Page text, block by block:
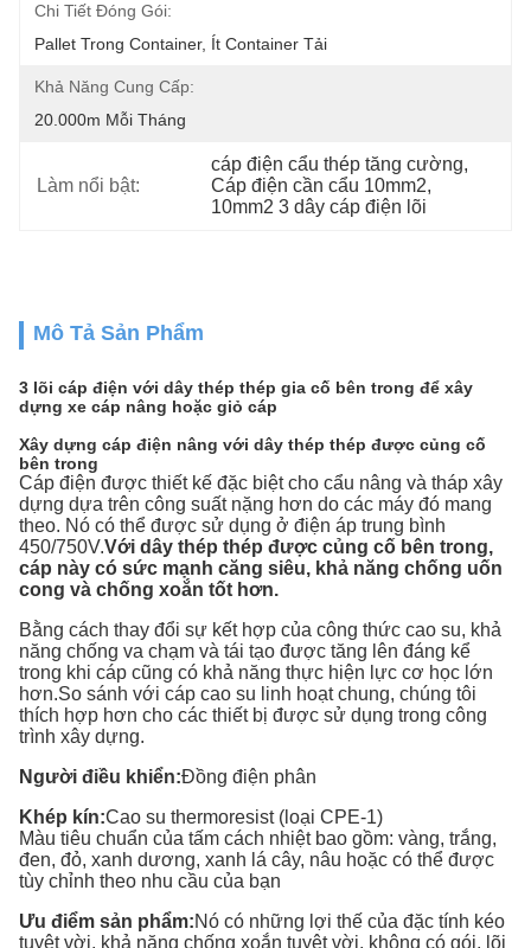
Chi Tiết Đóng Gói:
Pallet Trong Container, Ít Container Tải
Khả Năng Cung Cấp:
20.000m Mỗi Tháng
Làm nổi bật:
cáp điện cẩu thép tăng cường,
Cáp điện cần cẩu 10mm2,
10mm2 3 dây cáp điện lõi
Mô Tả Sản Phẩm
3 lõi cáp điện với dây thép thép gia cố bên trong để xây
dựng xe cáp nâng hoặc giỏ cáp
Xây dựng cáp điện nâng với dây thép thép được củng cố
bên trong
Cáp điện được thiết kế đặc biệt cho cẩu nâng và tháp xây
dựng dựa trên công suất nặng hơn do các máy đó mang
theo. Nó có thể được sử dụng ở điện áp trung bình
450/750V.Với dây thép thép được củng cố bên trong,
cáp này có sức mạnh căng siêu, khả năng chống uốn
cong và chống xoắn tốt hơn.
Bằng cách thay đổi sự kết hợp của công thức cao su, khả
năng chống va chạm và tái tạo được tăng lên đáng kể
trong khi cáp cũng có khả năng thực hiện lực cơ học lớn
hơn.So sánh với cáp cao su linh hoạt chung, chúng tôi
thích hợp hơn cho các thiết bị được sử dụng trong công
trình xây dựng.
Người điều khiển:Đồng điện phân
Khép kín:Cao su thermoresist (loại CPE-1)
Màu tiêu chuẩn của tấm cách nhiệt bao gồm: vàng, trắng,
đen, đỏ, xanh dương, xanh lá cây, nâu hoặc có thể được
tùy chỉnh theo nhu cầu của bạn
Ưu điểm sản phẩm:Nó có những lợi thế của đặc tính kéo
tuyệt vời, khả năng chống xoắn tuyệt vời, không có gói, lõi